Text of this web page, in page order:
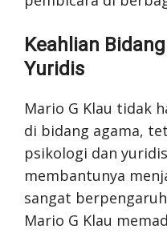
Keahlian
Yuridis
Mario G Klau tidak
di bidang agama,
psikologi dan
membantunya
sangat
Mario G Klau